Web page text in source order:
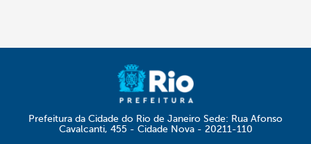
Prefeitura da Cidade do Rio de Janeiro Sede: Rua Afonso
Cavalcanti, 455 - Cidade Nova - 20211-110